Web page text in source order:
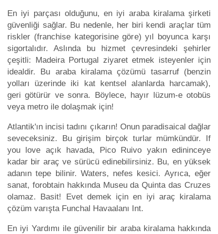
En iyi parçası olduğunu, en iyi araba kiralama şirketi
güvenliği sağlar. Bu nedenle, her biri kendi araçlar tüm
riskler (franchise kategorisine göre) yıl boyunca karşı
sigortalıdır. Aslında bu hizmet çevresindeki şehirler
çeşitli: Madeira Portugal ziyaret etmek isteyenler için
idealdir. Bu araba kiralama çözümü tasarruf (benzin
yolları üzerinde iki kat kentsel alanlarda harcamak),
geri götürür ve sonra. Böylece, hayır lüzum-e otobüs
veya metro ile dolaşmak için!
Atlantik'ın incisi tadını çıkarın! Onun paradisaical dağlar
seveceksiniz. Bu girişim birçok turlar mümkündür. If
you love açık havada, Pico Ruivo yakın edininceye
kadar bir araç ve sürücü edinebilirsiniz. Bu, en yüksek
adanın tepe bilinir. Waters, nefes kesici. Ayrıca, eğer
sanat, forobtain hakkında Museu da Quinta das Cruzes
olamaz. Basit! Evet demek için en iyi araç kiralama
çözüm varışta Funchal Havaalanı Int.
En iyi Yardımı ile güvenilir bir araba kiralama hakkında